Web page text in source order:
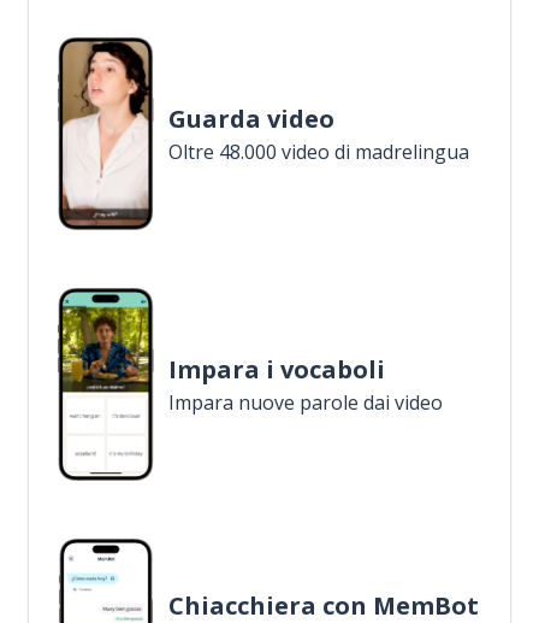
Guarda video
Oltre 48.000 video di madrelingua
Impara i vocaboli
Impara nuove parole dai video
Chiacchiera con MemBot